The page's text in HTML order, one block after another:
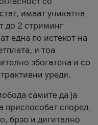
имаат уникатна
до 2 стриминг
една по истекот на
и тоа
збогатена и со
уреди.
самите да ја
приспособат според
брзо и дигитално